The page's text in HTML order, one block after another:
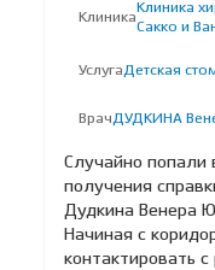
Клиника
Клиника
Сакко и
Услуга Детская
Врач ДУДКИНА
Случайно попали
получения
Дудкина Венера
Начиная с
контактировать